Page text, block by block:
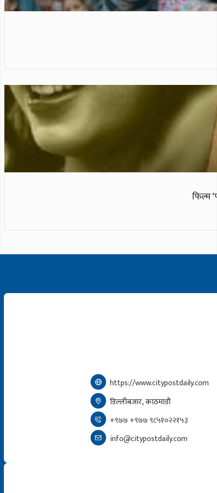
फिल्म
https://www.citypostdaily.com
डिल्लीबजार, काठमाडौं
+९७७ +९७७ ९८५१०२२१५३
info@citypostdaily.com